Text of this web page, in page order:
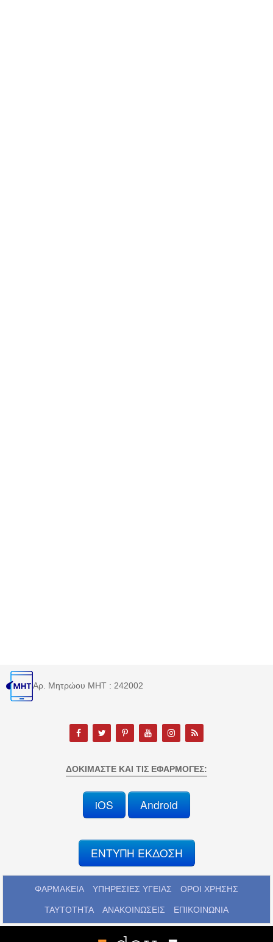
Αρ. Μητρώου MHT : 242002
ΔΟΚΙΜΆΣΤΕ ΚΑΙ ΤΙΣ ΕΦΑΡΜΟΓΈΣ:
iOS Android
ΕΝΤΥΠΗ ΕΚΔΟΣΗ
ΦΑΡΜΑΚΕΙΑ ΥΠΗΡΕΣΙΕΣ ΥΓΕΙΑΣ ΟΡΟΙ ΧΡΗΣΗΣ
ΤΑΥΤΟΤΗΤΑ ΑΝΑΚΟΙΝΩΣΕΙΣ ΕΠΙΚΟΙΝΩΝΙΑ